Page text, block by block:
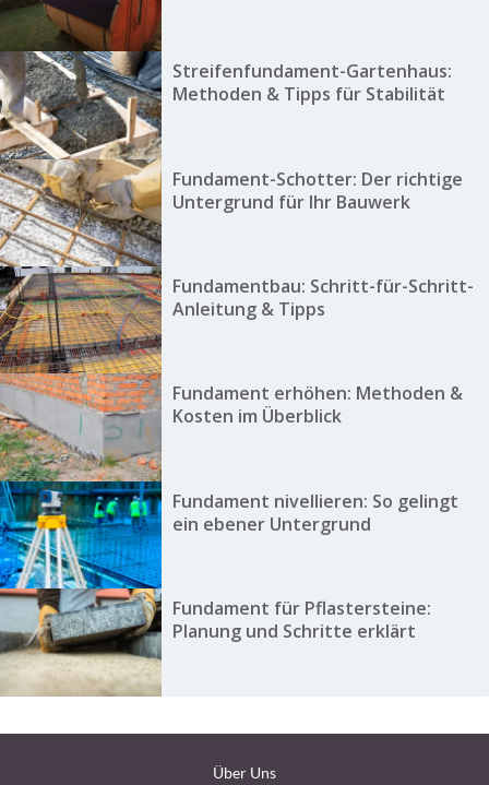
Streifenfundament-Gartenhaus:
Methoden & Tipps für Stabilität
Fundament-Schotter: Der richtige
Untergrund für Ihr Bauwerk
Fundamentbau: Schritt-für-Schritt-
Anleitung & Tipps
Fundament erhöhen: Methoden &
Kosten im Überblick
Fundament nivellieren: So gelingt
ein ebener Untergrund
Fundament für Pflastersteine:
Planung und Schritte erklärt
Über Uns